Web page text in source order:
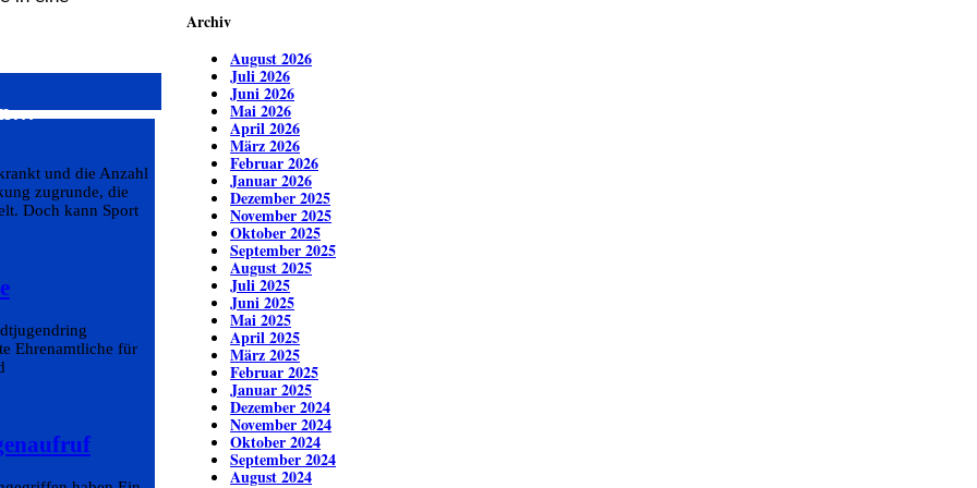
und die Anzahl
zugrunde, die
Doch kann Sport
Ehrenamtliche für
Archiv
August 2026
Juli 2026
Juni 2026
Mai 2026
April 2026
März 2026
Februar 2026
Januar 2026
Dezember 2025
November 2025
Oktober 2025
September 2025
August 2025
Juli 2025
Juni 2025
Mai 2025
April 2025
März 2025
Februar 2025
Januar 2025
Dezember 2024
November 2024
Oktober 2024
September 2024
August 2024